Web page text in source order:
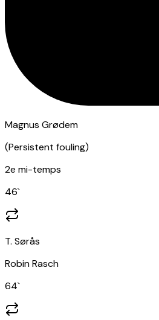
Magnus Grødem
(Persistent fouling)
2e mi-temps
46`
T. Sørås
Robin Rasch
64`